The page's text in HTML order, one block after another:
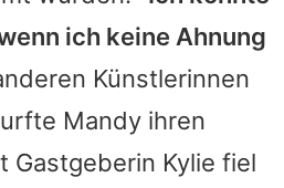
ich keine Ahnung
Künstlerinnen
Mandy ihren
Gastgeberin Kylie fiel